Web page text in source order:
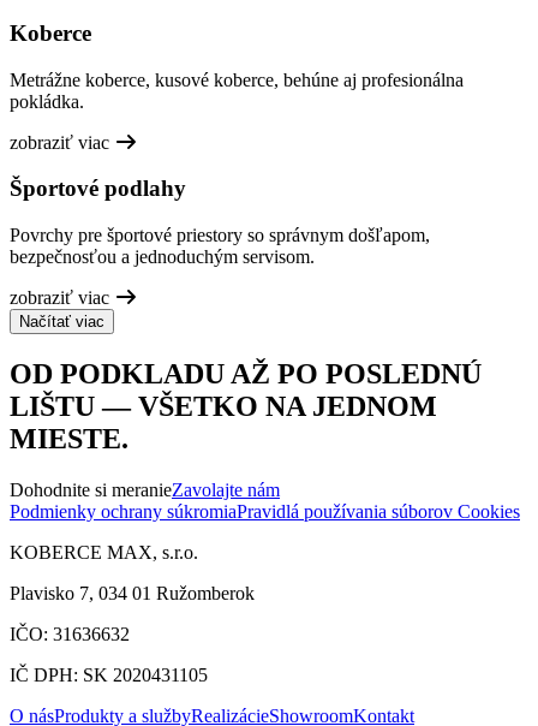
Koberce
Metrážne koberce, kusové koberce, behúne aj profesionálna
pokládka.
zobraziť viac
Športové podlahy
Povrchy pre športové priestory so správnym došľapom,
bezpečnosťou a jednoduchým servisom.
zobraziť viac
Načítať viac
OD PODKLADU AŽ PO POSLEDNÚ
LIŠTU — VŠETKO NA JEDNOM
MIESTE.
Dohodnite si meranieZavolajte nám
Podmienky ochrany súkromiaPravidlá používania súborov Cookies
KOBERCE MAX, s.r.o.
Plavisko 7, 034 01 Ružomberok
IČO: 31636632
IČ DPH: SK 2020431105
O násProdukty a službyRealizácieShowroomKontakt